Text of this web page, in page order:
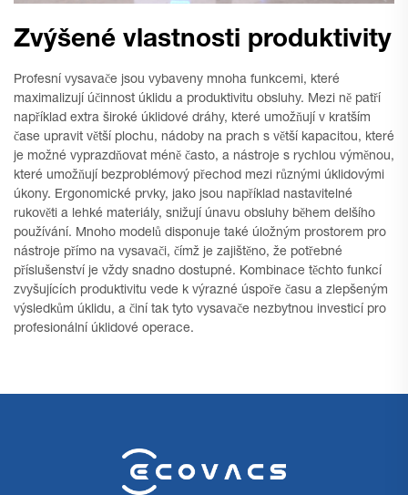
Zvýšené vlastnosti produktivity
Profesní vysavače jsou vybaveny mnoha funkcemi, které
maximalizují účinnost úklidu a produktivitu obsluhy. Mezi ně patří
například extra široké úklidové dráhy, které umožňují v kratším
čase upravit větší plochu, nádoby na prach s větší kapacitou, které
je možné vyprazdňovat méně často, a nástroje s rychlou výměnou,
které umožňují bezproblémový přechod mezi různými úklidovými
úkony. Ergonomické prvky, jako jsou například nastavitelné
rukověti a lehké materiály, snižují únavu obsluhy během delšího
používání. Mnoho modelů disponuje také úložným prostorem pro
nástroje přímo na vysavači, čímž je zajištěno, že potřebné
příslušenství je vždy snadno dostupné. Kombinace těchto funkcí
zvyšujících produktivitu vede k výrazné úspoře času a zlepšeným
výsledkům úklidu, a činí tak tyto vysavače nezbytnou investicí pro
profesionální úklidové operace.